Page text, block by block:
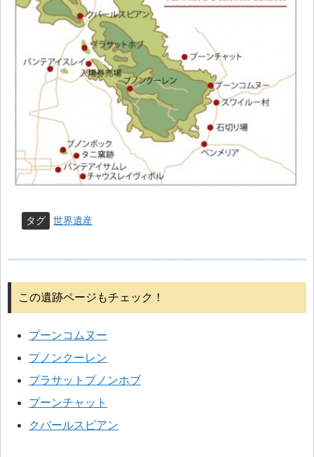
タグ 世界遺産
この遺跡ページもチェック！
プーンコムヌー
プノンクーレン
プラサットプノンホブ
プーンチャット
クバールスピアン